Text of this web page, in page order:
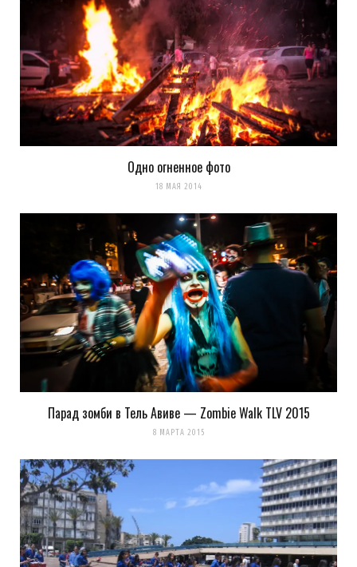
Одно огненное фото
18 МАЯ 2014
Парад зомби в Тель Авиве — Zombie Walk TLV 2015
8 МАРТА 2015